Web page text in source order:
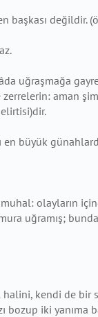
başkası değildir.
uğraşmağa
aman
en büyük
olayların
uğramış;
halini, kendi de
bozup iki